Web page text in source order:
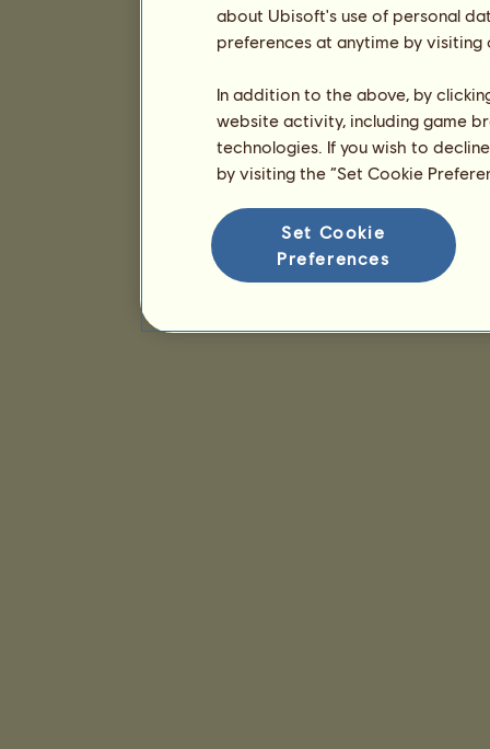
about Ubisoft's use of personal
preferences at anytime by
In addition to the above, by
website activity, including game
technologies. If you wish to
by visiting the “Set Cookie
Set Cookie
Preferences